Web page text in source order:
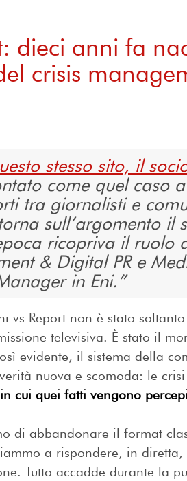
dieci anni fa
crisis
stesso sito, il
come quel caso
tra giornalisti e
sull’argomento il
ricopriva il ruolo
& Digital PR e
in Eni.
vs Report non è stato
televisiva. È stato il
evidente, il sistema della
nuova e scomoda: le
cui quei fatti vengono
di abbandonare il format
a rispondere, in
Tutto accadde durante la